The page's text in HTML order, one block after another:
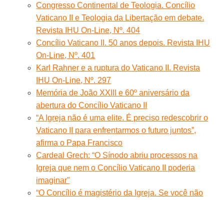
Congresso Continental de Teologia. Concílio
Vaticano II e Teologia da Libertação em debate.
Revista IHU On-Line, Nº. 404
Concílio Vaticano II. 50 anos depois. Revista IHU
On-Line, Nº. 401
Karl Rahner e a ruptura do Vaticano II. Revista
IHU On-Line, Nº. 297
Memória de João XXIII e 60º aniversário da
abertura do Concílio Vaticano II
“A Igreja não é uma elite. É preciso redescobrir o
Vaticano II para enfrentarmos o futuro juntos”,
afirma o Papa Francisco
Cardeal Grech: “O Sínodo abriu processos na
Igreja que nem o Concílio Vaticano II poderia
imaginar”
“O Concílio é magistério da Igreja. Se você não